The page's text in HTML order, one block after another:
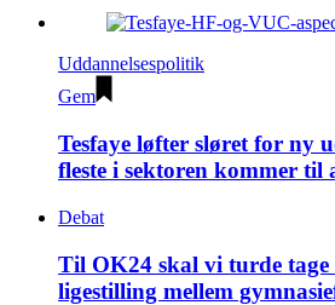
Uddannelsespolitik
Gem
Tesfaye løfter sløret for ny
fleste i sektoren kommer til
Debat
Til OK24 skal vi turde
ligestilling mellem